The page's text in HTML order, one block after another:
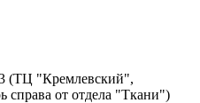
(ТЦ "Кремлевский",
справа от отдела "Ткани")